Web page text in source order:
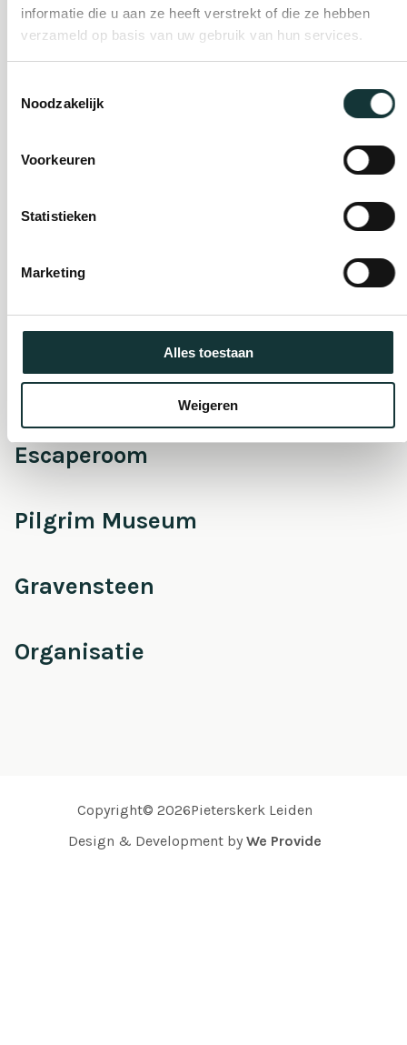
informatie die u aan ze heeft verstrekt of die ze hebben
verzameld op basis van uw gebruik van hun services.
Noodzakelijk
Voorkeuren
Statistieken
Marketing
Alles toestaan
Weigeren
Steun ons
Orgel Masterclass
museum
Restauratie
Café Pieter
Escaperoom
Pilgrim Museum
Gravensteen
Organisatie
Copyright© 2026Pieterskerk Leiden
Design & Development by We Provide